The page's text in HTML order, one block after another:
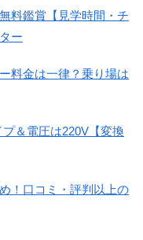
料鑑賞【見学時間・チ
ー
料金は一律？乗り場は
＆電圧は220V【変換
！口コミ・評判以上の